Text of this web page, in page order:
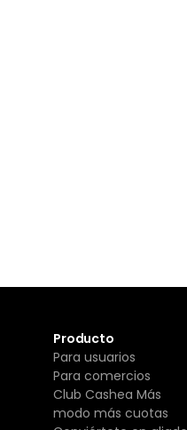
Producto
Para usuarios
Para comercios
Club Cashea Más
modo más cuotas